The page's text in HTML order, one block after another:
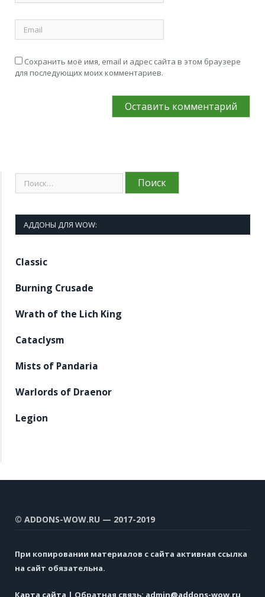
Сохранить моё имя, email и адрес сайта в этом браузере
для последующих моих комментариев.
АДДОНЫ ДЛЯ WOW:
Classic
Burning Crusade
Wrath of the Lich King
Cataclysm
Mists of Pandaria
Warlords of Draenor
Legion
© ADDONS-WOW.RU — 2017-2019
При копировании материалов с сайта активная ссылка
на сайт обязательна.
Карта сайта | Обратная связь: admin@addons-wow.ru